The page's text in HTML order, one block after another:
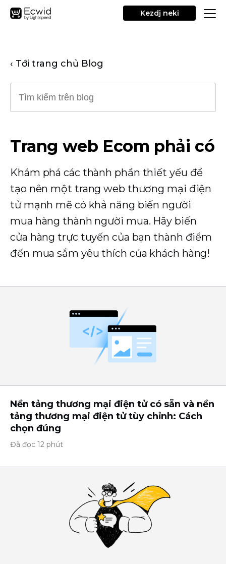
Kezdj neki
‹ Tới trang chủ Blog
Trang web Ecom phải có
Khám phá các thành phần thiết yếu để
tạo nên một trang web thương mại điện
tử mạnh mẽ có khả năng biến người
mua hàng thành người mua. Hãy biến
cửa hàng trực tuyến của bạn thành điểm
đến mua sắm yêu thích của khách hàng!
Nền tảng thương mại điện tử có sẵn và nền
tảng thương mại điện tử tùy chỉnh: Cách
chọn đúng
Đã đọc 12 phút